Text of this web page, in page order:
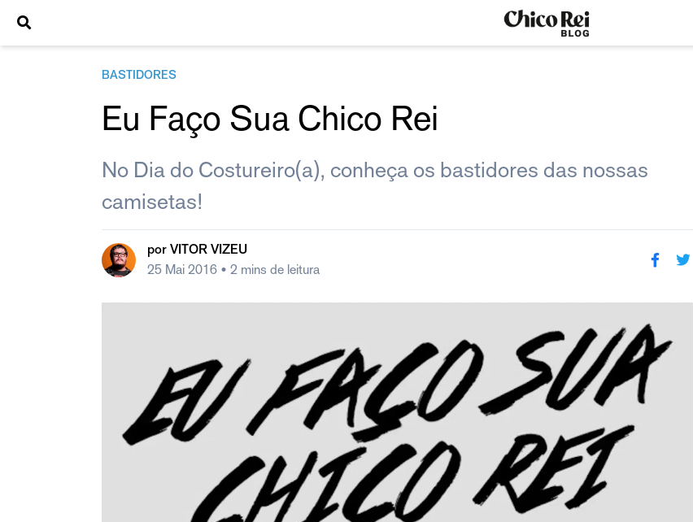
BASTIDORES
Eu Faço Sua Chico Rei
No Dia do Costureiro(a), conheça os bastidores das nossas
camisetas!
porVITOR VIZEU
25 Mai 2016 • 2 mins de leitura